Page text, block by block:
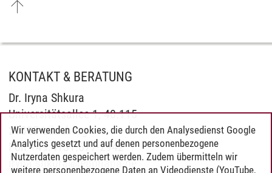
KONTAKT & BERATUNG
Dr. Iryna Shkura
Universitätsallee 1, 40.115
21335 Lüneburg
Fon +49.4131.677-2942
iryna.shkura@leuphana.de
Wir verwenden Cookies, die durch den Analysedienst Google
Analytics gesetzt und auf denen personenbezogene
Nutzerdaten gespeichert werden. Zudem übermitteln wir
weitere personenbezogene Daten an Videodienste (YouTube,